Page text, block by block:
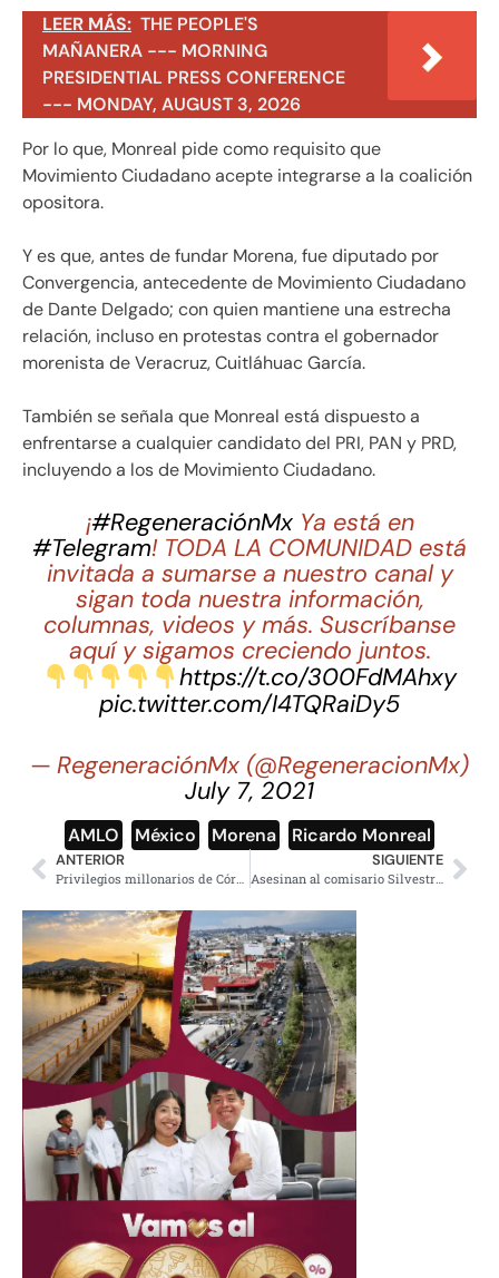
LEER MÁS: THE PEOPLE'S
MAÑANERA --- MORNING
PRESIDENTIAL PRESS CONFERENCE
--- MONDAY, AUGUST 3, 2026
Por lo que, Monreal pide como requisito que
Movimiento Ciudadano acepte integrarse a la coalición
opositora.
Y es que, antes de fundar Morena, fue diputado por
Convergencia, antecedente de Movimiento Ciudadano
de Dante Delgado; con quien mantiene una estrecha
relación, incluso en protestas contra el gobernador
morenista de Veracruz, Cuitláhuac García.
También se señala que Monreal está dispuesto a
enfrentarse a cualquier candidato del PRI, PAN y PRD,
incluyendo a los de Movimiento Ciudadano.
¡#RegeneraciónMxYa está en
#Telegram! TODA LA COMUNIDAD está
invitada a sumarse a nuestro canal y
sigan toda nuestra información,
columnas, videos y más. Suscríbanse
aquí y sigamos creciendo juntos.
https://t.co/300FdMAhxy
pic.twitter.com/I4TQRaiDy5
— RegeneraciónMx (@RegeneracionMx)
July 7, 2021
AMLO México Morena Ricardo Monreal
ANTERIOR
Privilegios millonarios de Córdova; en 9 años el INE se gastó 78 mmdp en servicios personales
SIGUIENTE
Asesinan al comisario Silvestre Urzúa, coordinador de la Guardia Nacional en Zacatecas